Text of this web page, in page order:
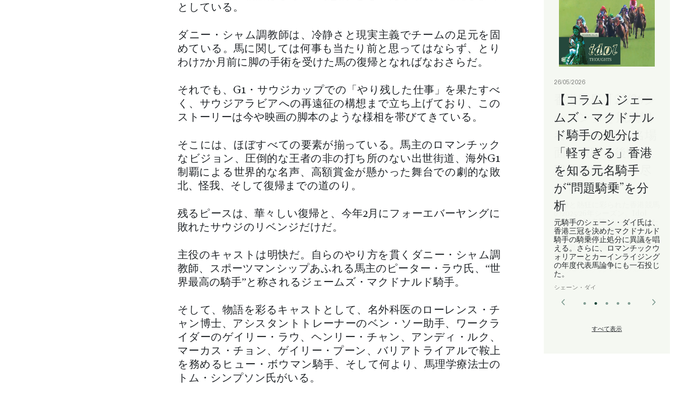
26/05/2026
【コラム】ジェー
ムズ・マクドナル
ド騎手の処分は
「軽すぎる」香港
を知る元名騎手
が“問題騎乗”を分
析
元騎手のシェーン・ダイ氏は、
香港三冠を決めたマクドナルド
騎手の騎乗停止処分に異議を唱
える。さらに、ロマンチックウ
ォリアーとカーインライジング
の年度代表馬論争にも一石投じ
た。
シェーン・ダイ
すべて表示
としている。
ダニー・シャム調教師は、冷静さと現実主義でチームの足元を固
めている。馬に関しては何事も当たり前と思ってはならず、とり
わけ7か月前に脚の手術を受けた馬の復帰となればなおさらだ。
それでも、G1・サウジカップでの「やり残した仕事」を果たすべ
く、サウジアラビアへの再遠征の構想まで立ち上げており、この
ストーリーは今や映画の脚本のような様相を帯びてきている。
そこには、ほぼすべての要素が揃っている。馬主のロマンチック
なビジョン、圧倒的な王者の非の打ち所のない出世街道、海外G1
制覇による世界的な名声、高額賞金が懸かった舞台での劇的な敗
北、怪我、そして復帰までの道のり。
残るピースは、華々しい復帰と、今年2月にフォーエバーヤングに
敗れたサウジのリベンジだけだ。
主役のキャストは明快だ。自らのやり方を貫くダニー・シャム調
教師、スポーツマンシップあふれる馬主のピーター・ラウ氏、“世
界最高の騎手”と称されるジェームズ・マクドナルド騎手。
そして、物語を彩るキャストとして、名外科医のローレンス・チ
ャン博士、アシスタントトレーナーのベン・ソー助手、ワークラ
イダーのゲイリー・ラウ、ヘンリー・チャン、アンディ・ルク、
マーカス・チョン、ゲイリー・プーン、バリアトライアルで鞍上
を務めるヒュー・ボウマン騎手、そして何より、馬理学療法士の
トム・シンプソン氏がいる。